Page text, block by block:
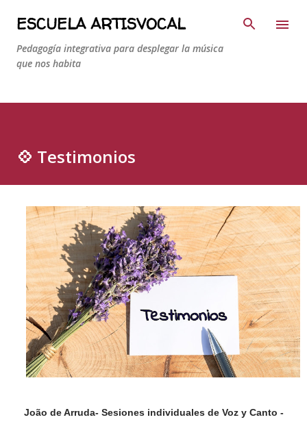
Ir al contenido principal
ESCUELA ARTISVOCAL
Pedagogía integrativa para desplegar la música
que nos habita
💠 Testimonios
João de Arruda- Sesiones individuales de Voz y Canto -